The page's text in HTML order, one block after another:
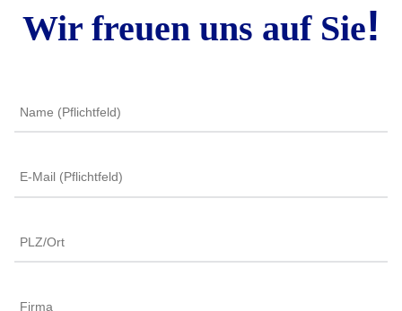
Wir freuen uns auf Sie!